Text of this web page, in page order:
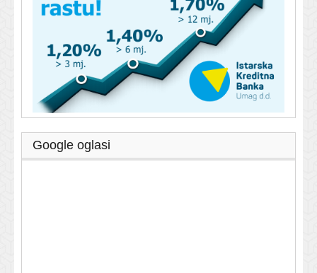
Google oglasi